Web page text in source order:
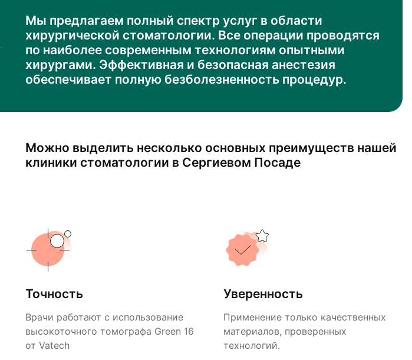
Мы предлагаем полный спектр услуг в области
хирургической стоматологии. Все операции проводятся
по наиболее современным технологиям опытными
хирургами. Эффективная и безопасная анестезия
обеспечивает полную безболезненность процедур.
Можно выделить несколько основных преимуществ нашей
клиники стоматологии в Сергиевом Посаде
Точность
Врачи работают с использование
высокоточного томографа Green 16
от Vatech
Уверенность
Применение только качественных
материалов, проверенных
технологий.